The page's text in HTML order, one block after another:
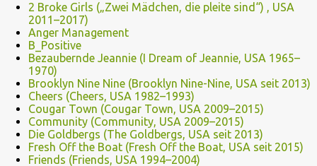
2 Broke Girls („Zwei Mädchen, die pleite sind“) , USA
2011–2017)
Anger Management
B_Positive
Bezaubernde Jeannie (I Dream of Jeannie, USA 1965–
1970)
Brooklyn Nine Nine (Brooklyn Nine-Nine, USA seit 2013)
Cheers (Cheers, USA 1982–1993)
Cougar Town (Cougar Town, USA 2009–2015)
Community (Community, USA 2009–2015)
Die Goldbergs (The Goldbergs, USA seit 2013)
Fresh Off the Boat (Fresh Off the Boat, USA seit 2015)
Friends (Friends, USA 1994–2004)